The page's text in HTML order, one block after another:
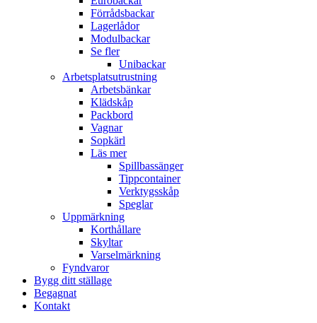
Förrådsbackar
Lagerlådor
Modulbackar
Se fler
Unibackar
Arbetsplatsutrustning
Arbetsbänkar
Klädskåp
Packbord
Vagnar
Sopkärl
Läs mer
Spillbassänger
Tippcontainer
Verktygsskåp
Speglar
Uppmärkning
Korthållare
Skyltar
Varselmärkning
Fyndvaror
Bygg ditt ställage
Begagnat
Kontakt